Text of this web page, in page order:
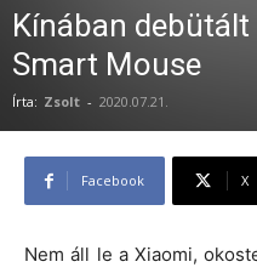
Kínában
Smart Mouse
Írta: Zsolt - 2020.07.21.
Facebook X
Nem áll le a Xiaomi,